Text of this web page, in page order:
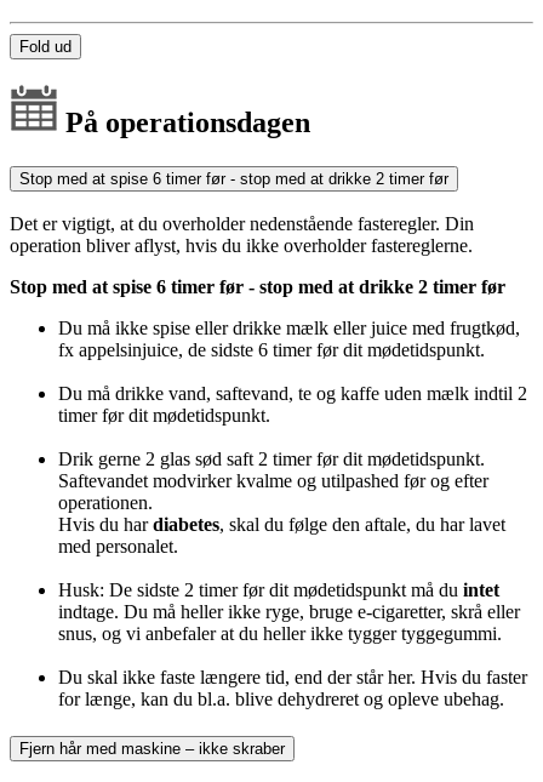
Fold ud
På operationsdagen
Stop med at spise 6 timer før - stop med at drikke 2 timer før
Det er vigtigt, at du overholder nedenstående fasteregler. Din
operation bliver aflyst, hvis du ikke overholder fastereglerne.
Stop med at spise 6 timer før - stop med at drikke 2 timer før
Du må ikke spise eller drikke mælk eller juice med frugtkød,
fx appelsinjuice, de sidste 6 timer før dit mødetidspunkt.
Du må drikke vand, saftevand, te og kaffe uden mælk indtil 2
timer før dit mødetidspunkt.
Drik gerne 2 glas sød saft 2 timer før dit mødetidspunkt.
Saftevandet modvirker kvalme og utilpashed før og efter
operationen.
Hvis du hardiabetes, skal du følge den aftale, du har lavet
med personalet.
Husk: De sidste 2 timer før dit mødetidspunkt må du intet
indtage. Du må heller ikke ryge, bruge e-cigaretter, skrå eller
snus, og vi anbefaler at du heller ikke tygger tyggegummi.
Du skal ikke faste længere tid, end der står her. Hvis du faster
for længe, kan du bl.a. blive dehydreret og opleve ubehag.
Fjern hår med maskine – ikke skraber